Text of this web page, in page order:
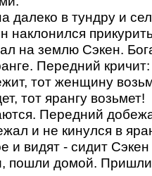
далеко в тундру и
наклонился
на землю Сэкен.
Передний кричит:
тот женщину
тот ярангу возьмет!
Передний
и не кинулся в
и видят - сидит Сэкен
пошли домой.